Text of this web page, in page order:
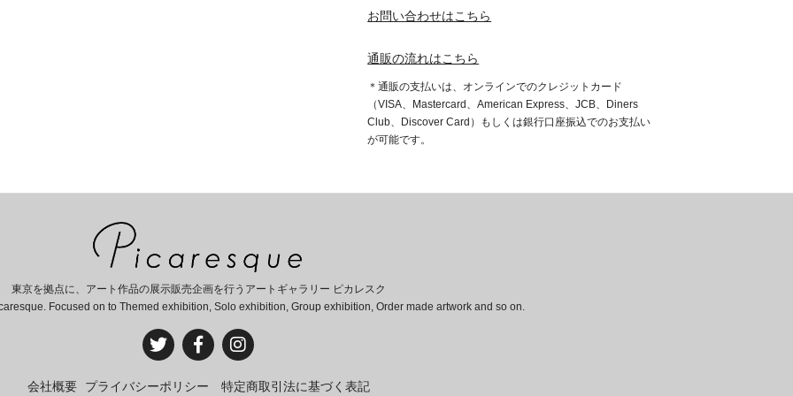
お問い合わせはこちら
通販の流れはこちら
＊通販の支払いは、オンラインでのクレジットカード
（VISA、Mastercard、American Express、JCB、Diners
Club、Discover Card）もしくは銀行口座振込でのお支払い
が可能です。
東京を拠点に、アート作品の展示販売企画を行うアートギャラリー ピカレスク
Focused on to Themed exhibition, Solo exhibition, Group exhibition, Order made artwork and so on.
会社概要 プライバシーポリシー 特定商取引法に基づく表記